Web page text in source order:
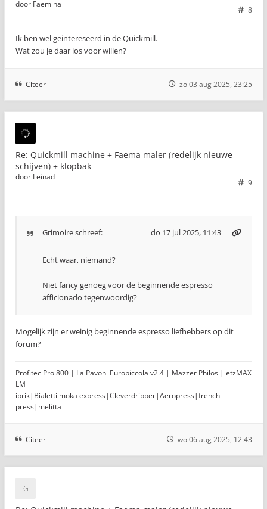
8
door Faemina
Ik ben wel geintereseerd in de Quickmill.
Wat zou je daar los voor willen?
Citeer zo 03 aug 2025, 23:25
Re: Quickmill machine + Faema maler (redelijk nieuwe
schijven) + klopbak
9
door Leinad
Grimoireschreef: do 17 jul 2025, 11:43
Echt waar, niemand?
Niet fancy genoeg voor de beginnende espresso
afficionado tegenwoordig?
Mogelijk zijn er weinig beginnende espresso liefhebbers op dit
forum?
Profitec Pro 800 | La Pavoni Europiccola v2.4 | Mazzer Philos | etzMAX
LM
ibrik|Bialetti moka express|Cleverdripper|Aeropress|french
press|melitta
Citeer wo 06 aug 2025, 12:43